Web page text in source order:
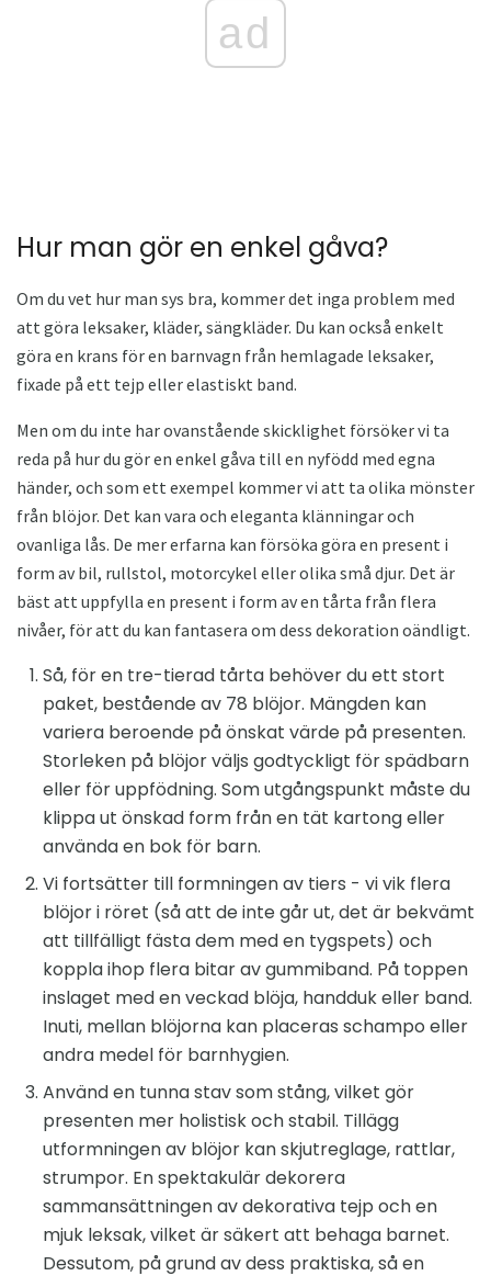
ad
Hur man gör en enkel gåva?
Om du vet hur man sys bra, kommer det inga problem med
att göra leksaker, kläder, sängkläder. Du kan också enkelt
göra en krans för en barnvagn från hemlagade leksaker,
fixade på ett tejp eller elastiskt band.
Men om du inte har ovanstående skicklighet försöker vi ta
reda på hur du gör en enkel gåva till en nyfödd med egna
händer, och som ett exempel kommer vi att ta olika mönster
från blöjor. Det kan vara och eleganta klänningar och
ovanliga lås. De mer erfarna kan försöka göra en present i
form av bil, rullstol, motorcykel eller olika små djur. Det är
bäst att uppfylla en present i form av en tårta från flera
nivåer, för att du kan fantasera om dess dekoration oändligt.
Så, för en tre-tierad tårta behöver du ett stort
paket, bestående av 78 blöjor. Mängden kan
variera beroende på önskat värde på presenten.
Storleken på blöjor väljs godtyckligt för spädbarn
eller för uppfödning. Som utgångspunkt måste du
klippa ut önskad form från en tät kartong eller
använda en bok för barn.
Vi fortsätter till formningen av tiers - vi vik flera
blöjor i röret (så att de inte går ut, det är bekvämt
att tillfälligt fästa dem med en tygspets) och
koppla ihop flera bitar av gummiband. På toppen
inslaget med en veckad blöja, handduk eller band.
Inuti, mellan blöjorna kan placeras schampo eller
andra medel för barnhygien.
Använd en tunna stav som stång, vilket gör
presenten mer holistisk och stabil. Tillägg
utformningen av blöjor kan skjutreglage, rattlar,
strumpor. En spektakulär dekorera
sammansättningen av dekorativa tejp och en
mjuk leksak, vilket är säkert att behaga barnet.
Dessutom, på grund av dess praktiska, så en